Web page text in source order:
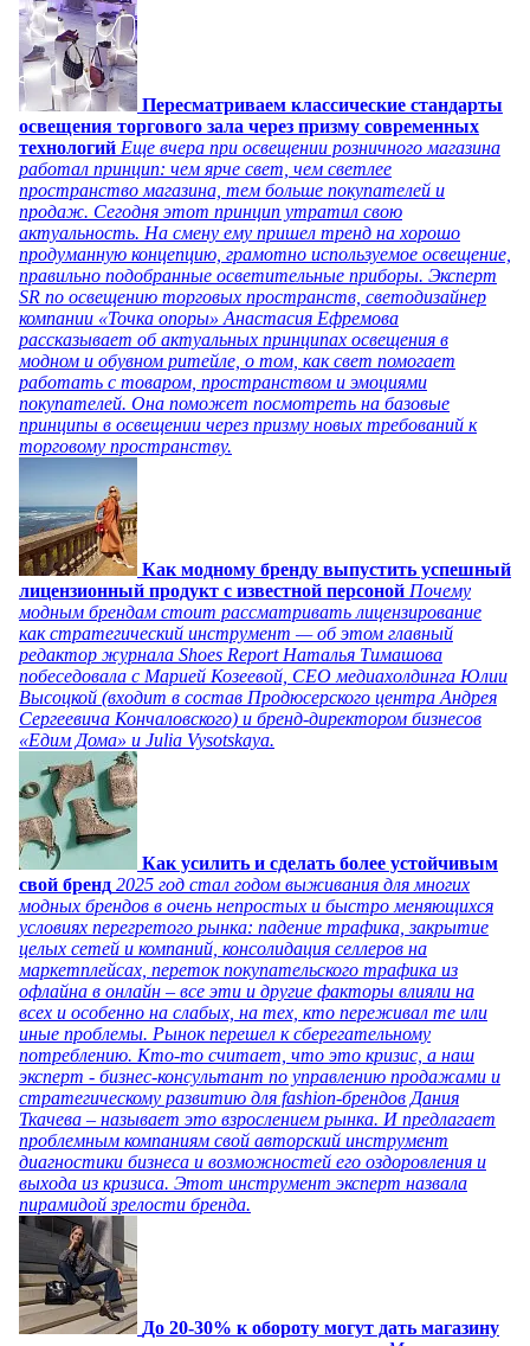
Пересматриваем классические стандарты
освещения торгового зала через призму современных
технологий Еще вчера при освещении розничного магазина
работал принцип: чем ярче свет, чем светлее
пространство магазина, тем больше покупателей и
продаж. Сегодня этот принцип утратил свою
актуальность. На смену ему пришел тренд на хорошо
продуманную концепцию, грамотно используемое освещение,
правильно подобранные осветительные приборы. Эксперт
SR по освещению торговых пространств, светодизайнер
компании «Точка опоры» Анастасия Ефремова
рассказывает об актуальных принципах освещения в
модном и обувном ритейле, о том, как свет помогает
работать с товаром, пространством и эмоциями
покупателей. Она поможет посмотреть на базовые
принципы в освещении через призму новых требований к
торговому пространству.
Как модному бренду выпустить успешный
лицензионный продукт с известной персоной Почему
модным брендам стоит рассматривать лицензирование
как стратегический инструмент — об этом главный
редактор журнала Shoes Report Наталья Тимашова
побеседовала с Марией Козеевой, СЕО медиахолдинга Юлии
Высоцкой (входит в состав Продюсерского центра Андрея
Сергеевича Кончаловского) и бренд-директором бизнесов
«Едим Дома» и Julia Vysotskaya.
Как усилить и сделать более устойчивым
свой бренд 2025 год стал годом выживания для многих
модных брендов в очень непростых и быстро меняющихся
условиях перегретого рынка: падение трафика, закрытие
целых сетей и компаний, консолидация селлеров на
маркетплейсах, переток покупательского трафика из
офлайна в онлайн – все эти и другие факторы влияли на
всех и особенно на слабых, на тех, кто переживал те или
иные проблемы. Рынок перешел к сберегательному
потреблению. Кто-то считает, что это кризис, а наш
эксперт - бизнес-консультант по управлению продажами и
стратегическому развитию для fashion-брендов Дания
Ткачева – называет это взрослением рынка. И предлагает
проблемным компаниям свой авторский инструмент
диагностики бизнеса и возможностей его оздоровления и
выхода из кризиса. Этот инструмент эксперт назвала
пирамидой зрелости бренда.
До 20-30% к обороту могут дать магазину